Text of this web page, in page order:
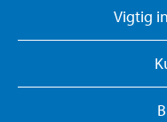
Vigtig